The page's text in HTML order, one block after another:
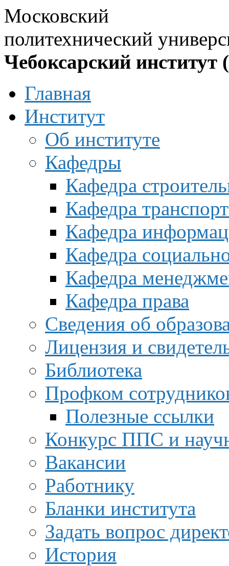
Московский
политехнический
Чебоксарский институт
Главная
Институт
Об институте
Кафедры
Кафедра
Кафедра
Кафедра
Кафедра
Кафедра
Кафедра права
Сведения об
Лицензия и
Библиотека
Профком
Полезные ссылки
Конкурс ППС и
Вакансии
Работнику
Бланки института
Задать вопрос
История